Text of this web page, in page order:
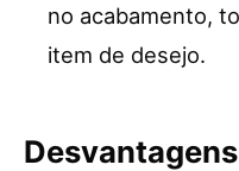
no acabamento,
item de desejo.